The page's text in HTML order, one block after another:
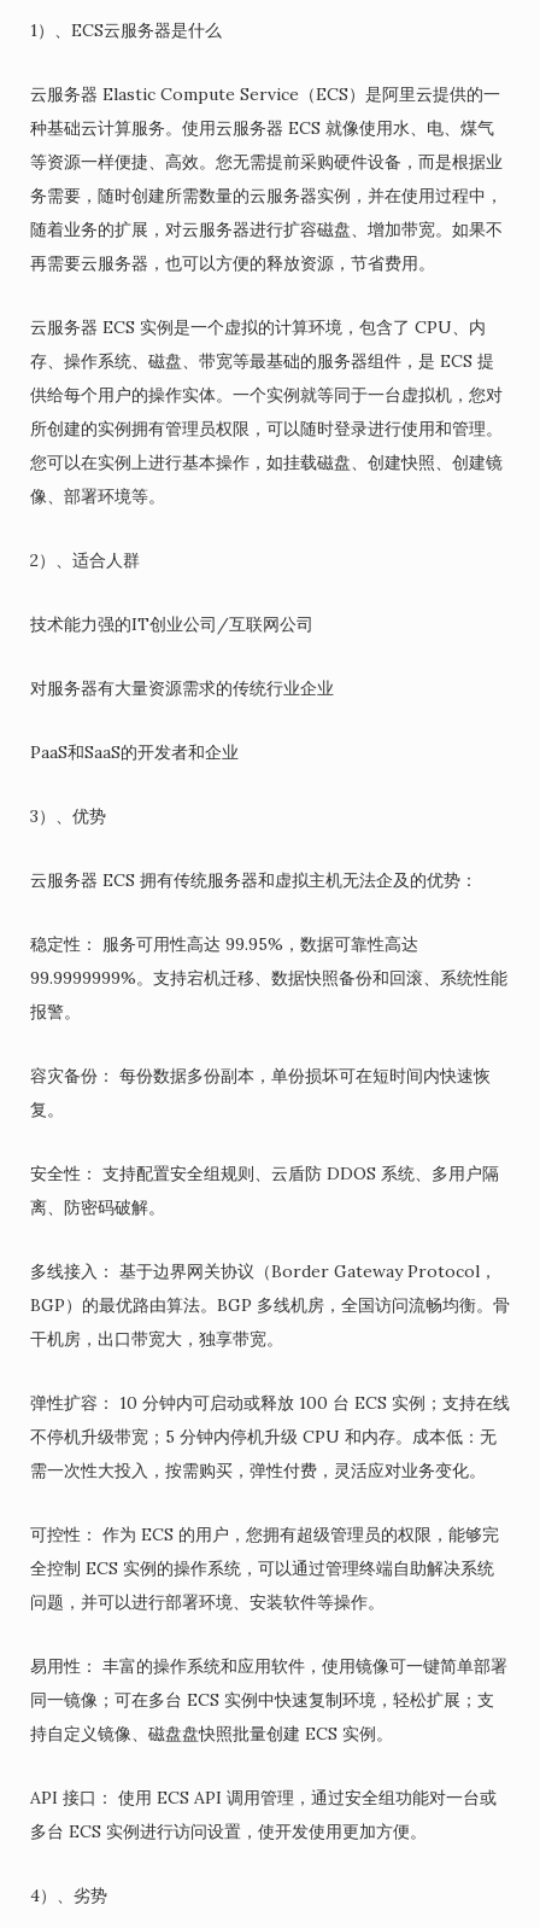
1）、ECS云服务器是什么
云服务器 Elastic Compute Service（ECS）是阿里云提供的一
种基础云计算服务。使用云服务器 ECS 就像使用水、电、煤气
等资源一样便捷、高效。您无需提前采购硬件设备，而是根据业
务需要，随时创建所需数量的云服务器实例，并在使用过程中，
随着业务的扩展，对云服务器进行扩容磁盘、增加带宽。如果不
再需要云服务器，也可以方便的释放资源，节省费用。
云服务器 ECS 实例是一个虚拟的计算环境，包含了 CPU、内
存、操作系统、磁盘、带宽等最基础的服务器组件，是 ECS 提
供给每个用户的操作实体。一个实例就等同于一台虚拟机，您对
所创建的实例拥有管理员权限，可以随时登录进行使用和管理。
您可以在实例上进行基本操作，如挂载磁盘、创建快照、创建镜
像、部署环境等。
2）、适合人群
技术能力强的IT创业公司/互联网公司
对服务器有大量资源需求的传统行业企业
PaaS和SaaS的开发者和企业
3）、优势
云服务器 ECS 拥有传统服务器和虚拟主机无法企及的优势：
稳定性： 服务可用性高达 99.95%，数据可靠性高达
99.9999999%。支持宕机迁移、数据快照备份和回滚、系统性能
报警。
容灾备份： 每份数据多份副本，单份损坏可在短时间内快速恢
复。
安全性： 支持配置安全组规则、云盾防 DDOS 系统、多用户隔
离、防密码破解。
多线接入： 基于边界网关协议（Border Gateway Protocol，
BGP）的最优路由算法。BGP 多线机房，全国访问流畅均衡。骨
干机房，出口带宽大，独享带宽。
弹性扩容： 10 分钟内可启动或释放 100 台 ECS 实例；支持在线
不停机升级带宽；5 分钟内停机升级 CPU 和内存。成本低：无
需一次性大投入，按需购买，弹性付费，灵活应对业务变化。
可控性： 作为 ECS 的用户，您拥有超级管理员的权限，能够完
全控制 ECS 实例的操作系统，可以通过管理终端自助解决系统
问题，并可以进行部署环境、安装软件等操作。
易用性： 丰富的操作系统和应用软件，使用镜像可一键简单部署
同一镜像；可在多台 ECS 实例中快速复制环境，轻松扩展；支
持自定义镜像、磁盘盘快照批量创建 ECS 实例。
API 接口： 使用 ECS API 调用管理，通过安全组功能对一台或
多台 ECS 实例进行访问设置，使开发使用更加方便。
4）、劣势